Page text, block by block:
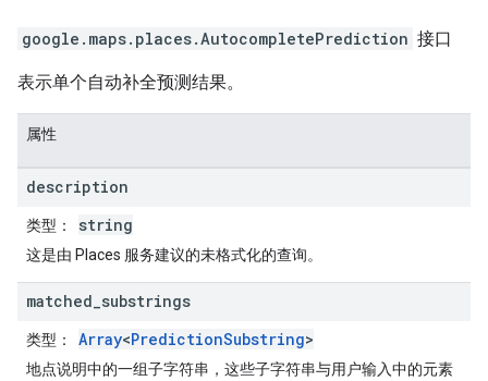
google.maps.places.AutocompletePrediction 接口
表示单个自动补全预测结果。
属性
description
类型 ： string
这是由 Places 服务建议的未格式化的查询。
matched substrings
类型 ： Array<PredictionSubstring>
地点说明中的一组子字符串，这些子字符串与用户输入中的元素